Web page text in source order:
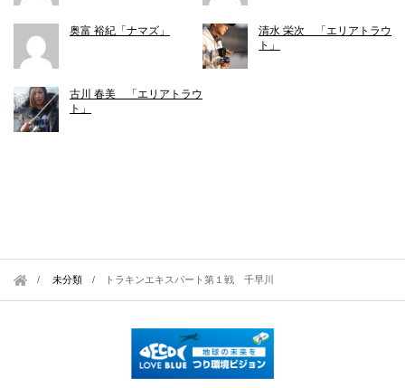
奥富 裕紀「ナマズ」
清水 栄次 「エリアトラウ
ト」
古川 春美 「エリアトラウ
ト」
未分類 / トラキンエキスパート第１戦 千早川